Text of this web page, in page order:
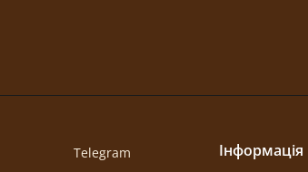
Telegram Інформація